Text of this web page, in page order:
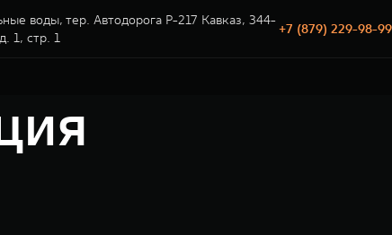
воды, тер. Автодорога Р-217 Кавказ, 344-
1, стр. 1
+7 (879) 229-98-99